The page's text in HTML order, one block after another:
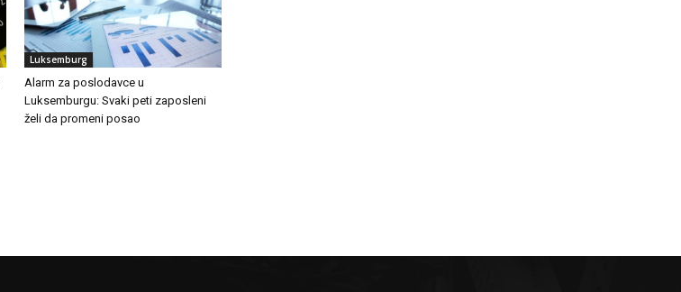
Luksemburg
Alarm za poslodavce u
Luksemburgu: Svaki peti zaposleni
želi da promeni posao